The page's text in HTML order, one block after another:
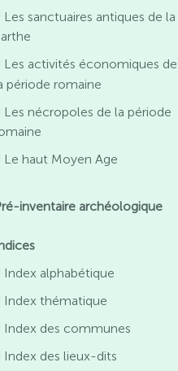
Les sanctuaires antiques de la
Les activités économiques de
période romaine
Les nécropoles de la période
Le haut Moyen Age
inventaire archéologique
Index alphabétique
Index thématique
Index des communes
Index des lieux-dits